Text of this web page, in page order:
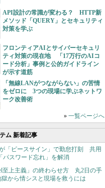
API設計の常識が変わる？ HTTP新
メソッド「QUERY」とセキュリティ
対策を学ぶ
フロンティアAIとサイバーセキュリ
ティ対策の現在地 「17万行のAIコ
ード分析」事例と公的ガイドライン
が示す道筋
「無線LANがつながらない」の苦情
をゼロに 3つの現場に学ぶネットワ
ーク改善術
» 一覧ページへ
ム 新着記事
「ピースサイン」で勤怠打刻 共用
パスワード忘れ」を解消
至上主義」の終わらせ方 丸2日の手
獄から情シスと現場を救うには